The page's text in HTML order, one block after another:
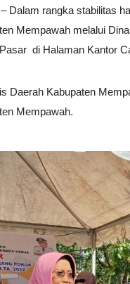
Dalam rangka stabilitas
Mempawah melalui
di Halaman Kantor
Daerah Kabupaten
Mempawah.